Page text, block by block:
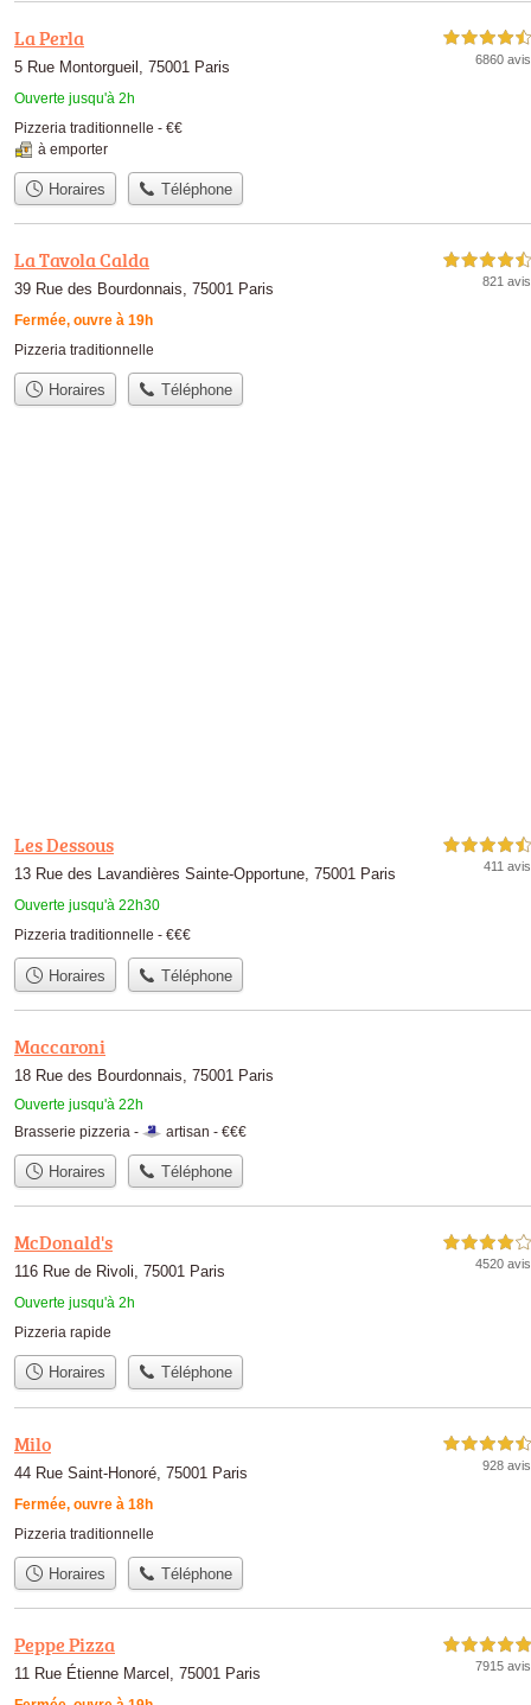
La Perla
5 Rue Montorgueil, 75001 Paris
Ouverte jusqu'à 2h
4,5 étoiles sur 5
6860 avis
Pizzeria traditionnelle - €€
à emporter
Horaires Téléphone
La Tavola Calda
39 Rue des Bourdonnais, 75001 Paris
Fermée, ouvre à 19h
4,5 étoiles sur 5
821 avis
Pizzeria traditionnelle
Horaires Téléphone
Les Dessous
13 Rue des Lavandières Sainte-Opportune, 75001 Paris
Ouverte jusqu'à 22h30
4,5 étoiles sur 5
411 avis
Pizzeria traditionnelle - €€€
Horaires Téléphone
Maccaroni
18 Rue des Bourdonnais, 75001 Paris
Ouverte jusqu'à 22h
Brasserie pizzeria -
artisan - €€€
Horaires Téléphone
McDonald's
116 Rue de Rivoli, 75001 Paris
Ouverte jusqu'à 2h
4,0 étoiles sur 5
4520 avis
Pizzeria rapide
Horaires Téléphone
Milo
44 Rue Saint-Honoré, 75001 Paris
Fermée, ouvre à 18h
4,5 étoiles sur 5
928 avis
Pizzeria traditionnelle
Horaires Téléphone
Peppe Pizza
11 Rue Étienne Marcel, 75001 Paris
5,0 étoiles sur 5
7915 avis